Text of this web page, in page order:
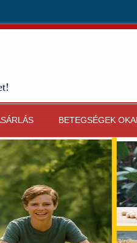
BETEGSÉGEK OKAI